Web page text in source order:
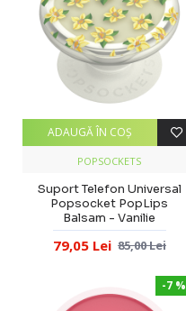
POPSOCKETS
Suport Telefon Universal
Popsocket PopLips
Balsam - Vanilie
79,05 Lei 85,00 Lei
ADAUGĂ ÎN COŞ
-7 %